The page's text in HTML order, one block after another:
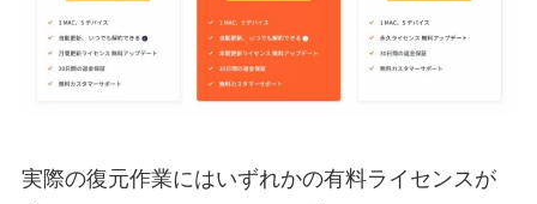
実際の復元作業にはいずれかの有料ライセンスが